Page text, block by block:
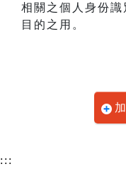
相關之個人身份
目的之用。
:::